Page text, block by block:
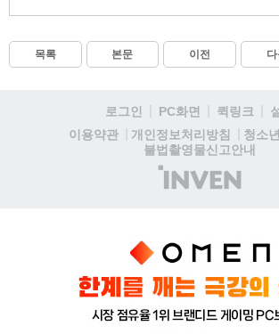
목록 본문 이전
로그인 PC화면 퀵링크
이용약관
개인정보처리방침
청소
불법촬영물신고안내
(주)
인